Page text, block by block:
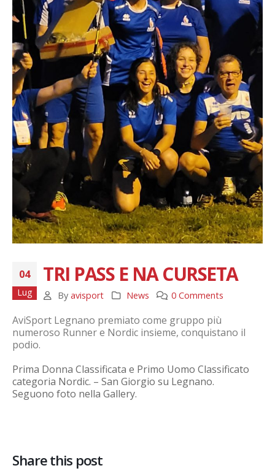
04
Lug
TRI PASS E NA CURSETA
By avisport News 0 Comments
AviSport Legnano premiato come gruppo più
numeroso Runner e Nordic insieme, conquistano il
podio.
Prima Donna Classificata e Primo Uomo Classificato
categoria Nordic. – San Giorgio su Legnano.
Seguono foto nella Gallery.
Share this post